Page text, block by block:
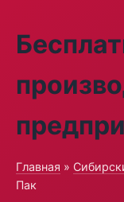
Главная »
Пак